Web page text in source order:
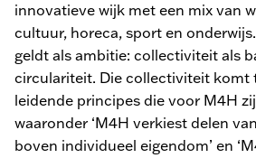
innovatieve wijk met een mix van
cultuur, horeca, sport en
geldt als ambitie: collectiviteit als
circulariteit. Die collectiviteit komt
leidende principes die voor M4H
waaronder ‘M4H verkiest delen
boven individueel eigendom’ en